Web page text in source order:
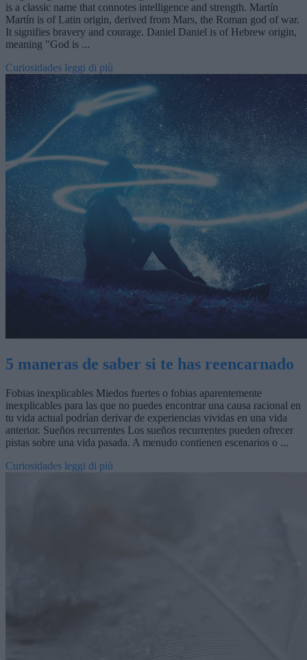
is a classic name that connotes intelligence and strength. Martín
Martín is of Latin origin, derived from Mars, the Roman god of war.
It signifies bravery and courage. Daniel Daniel is of Hebrew origin,
meaning "God is ...
Curiosidades leggi di più
5 maneras de saber si te has reencarnado
Fobias inexplicables Miedos fuertes o fobias aparentemente
inexplicables para las que no puedes encontrar una causa racional en
tu vida actual podrían derivar de experiencias vividas en una vida
anterior. Sueños recurrentes Los sueños recurrentes pueden ofrecer
pistas sobre una vida pasada. A menudo contienen escenarios o ...
Curiosidades leggi di più